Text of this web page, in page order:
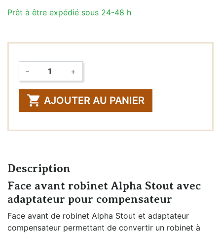
Prêt à être expédié sous 24-48 h
Quantité
- +
 AJOUTER AU PANIER
Description
Face avant robinet Alpha Stout avec
adaptateur pour compensateur
Face avant de robinet Alpha Stout et adaptateur
compensateur permettant de convertir un robinet à